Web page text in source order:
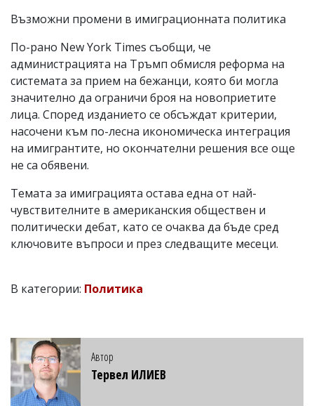
Възможни промени в имиграционната политика
По-рано New York Times съобщи, че
администрацията на Тръмп обмисля реформа на
системата за прием на бежанци, която би могла
значително да ограничи броя на новоприетите
лица. Според изданието се обсъждат критерии,
насочени към по-лесна икономическа интеграция
на имигрантите, но окончателни решения все още
не са обявени.
Темата за имиграцията остава една от най-
чувствителните в американския обществен и
политически дебат, като се очаква да бъде сред
ключовите въпроси и през следващите месеци.
В категории: Политика
Автор
Тервел ИЛИЕВ